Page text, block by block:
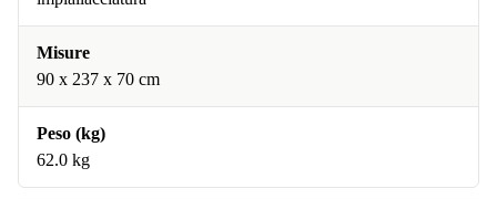
Misure
90 x 237 x 70 cm
Peso (kg)
62.0 kg